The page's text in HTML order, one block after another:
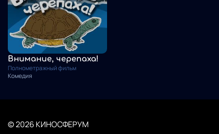
Внимание, черепаха!
Полнометражный фильм
Комедия
© 2026 КИНОСФЕРУМ